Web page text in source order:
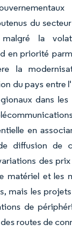
du
la
en priorité
la
du pays entre
dans
en
diffusion de
des
matériel et les
mais les
de
routes de